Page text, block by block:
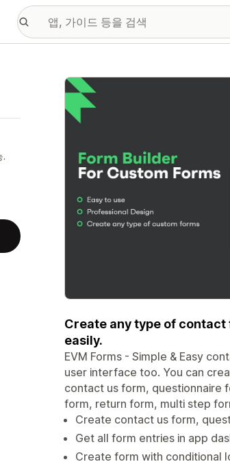
.
추천 이미지 갤러리
Create any type of
easily.
EVM Forms - Simple & Easy
user interface too. You can
contact us form, questionnaire
form, return form, multi step
Create contact us form,
Get all form entries in app
Create form with conditional